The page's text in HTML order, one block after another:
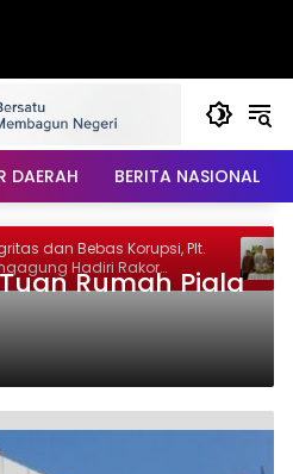
DAERAH BERITA NASIONAL
dan Bebas Korupsi, Plt.
Hadiri Rakor
Rumah Piala